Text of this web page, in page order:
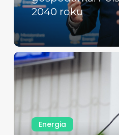
2040 roku
Energia